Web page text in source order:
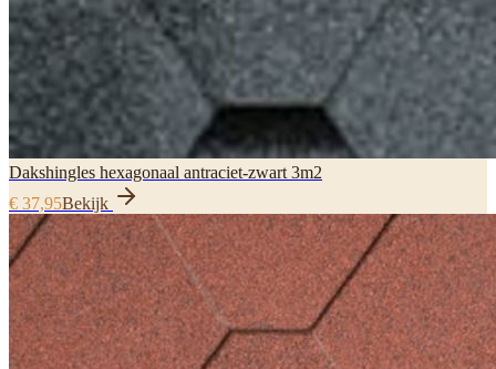
Dakshingles hexagonaal antraciet-zwart 3m2
€ 37,95Bekijk